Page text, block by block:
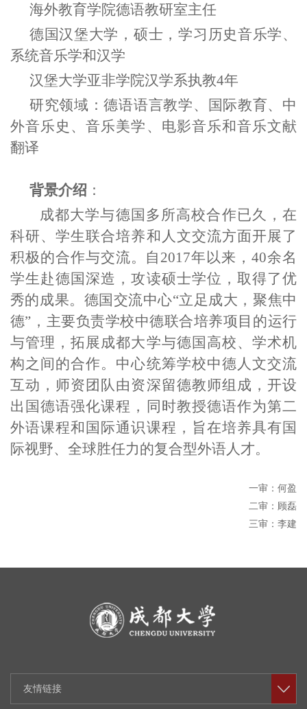
海外教育学院德语教研室主任
德国汉堡大学， 硕士，学习历史音乐学、
系统音乐学和汉学
汉堡大学亚非学院汉学系执教4年
研究领域：德语语言教学、 国际教育、 中
外音乐史、音乐美学、电影音乐和音乐文献
翻译
背景介绍 ：
成都大学与德国多所高校合作已久，在
科研、学生联合培养和人文交流方面开展了
积极的合作与交流。自 2017年以来，40余名
学生赴德国深造，攻读硕士学位，取得了优
秀的成果。德国交流中心“立足成大，聚焦中
德” ，主要负责学校中德联合培养项目的运行
与管理，拓展成都大学与德国高校、学术机
构之间的合作。中心统筹学校中德人文交流
互动，师资团队由资深留德教师组成，开设
出国德语强化课程，同时教授德语作为第二
外语课程和国际通识课程，旨在培养具有国
际视野、全球胜任力的复合型外语人才。
一审：何盈
二审：顾磊
三审：李建
友情链接